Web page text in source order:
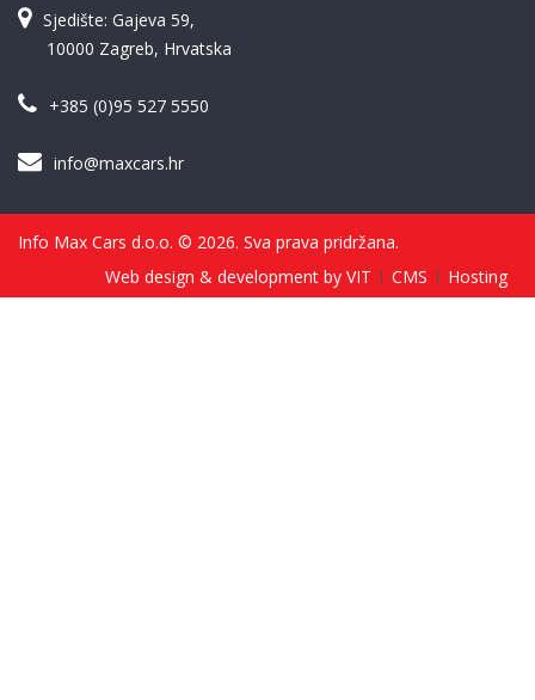
Sjedište: Gajeva 59,
10000 Zagreb, Hrvatska
+385 (0)95 527 5550
info@maxcars.hr
Info Max Cars d.o.o. © 2026. Sva prava pridržana.
Web design & development by VIT
CMS Hosting